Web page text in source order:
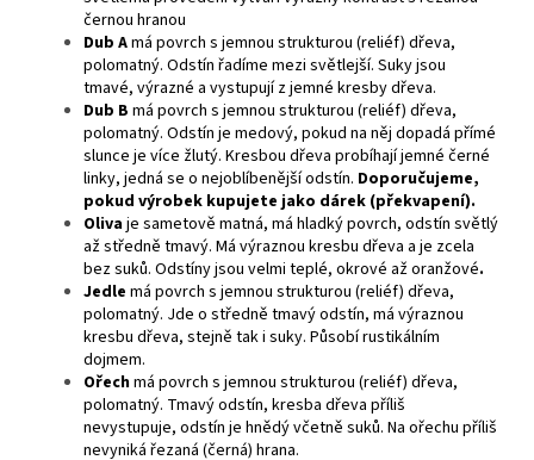
černou hranou
Dub Amá povrch s jemnou strukturou (reliéf) dřeva,
polomatný. Odstín řadíme mezi světlejší. Suky jsou
tmavé, výrazné a vystupují z jemné kresby dřeva.
Dub B má povrch s jemnou strukturou (reliéf) dřeva,
polomatný. Odstín je medový, pokud na něj dopadá přímé
slunce je více žlutý. Kresbou dřeva probíhají jemné černé
linky, jedná se o nejoblíbenější odstín. Doporučujeme,
pokud výrobek kupujete jako dárek (překvapení).
Olivaje sametově matná, má hladký povrch, odstín světlý
až středně tmavý. Má výraznou kresbu dřeva a je zcela
bez suků. Odstíny jsou velmi teplé, okrové až oranžové.
Jedle má povrch s jemnou strukturou (reliéf) dřeva,
polomatný. Jde o středně tmavý odstín, má výraznou
kresbu dřeva, stejně tak i suky. Působí rustikálním
dojmem.
Ořechmá povrch s jemnou strukturou (reliéf) dřeva,
polomatný. Tmavý odstín, kresba dřeva příliš
nevystupuje, odstín je hnědý včetně suků. Na ořechu příliš
nevyniká řezaná (černá) hrana.